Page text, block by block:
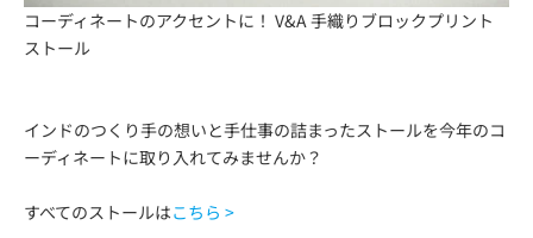
コーディネートのアクセントに！ V&A 手織りブロックプリント
ストール
インドのつくり手の想いと手仕事の詰まったストールを今年のコ
ーディネートに取り入れてみませんか？
すべてのストールはこちら >